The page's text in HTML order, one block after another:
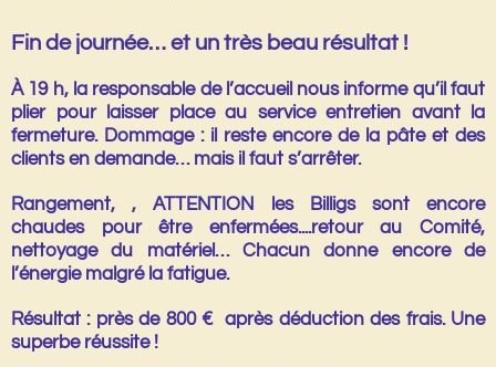
Fin de journée… et un très beau résultat !
À 19 h, la responsable de l’accueil nous informe qu’il faut
plier pour laisser place au service entretien avant la
fermeture. Dommage : il reste encore de la pâte et des
clients en demande… mais il faut s’arrêter.
Rangement, , ATTENTION les Billigs sont encore
chaudes pour être enfermées....retour au Comité,
nettoyage du matériel… Chacun donne encore de
l’énergie malgré la fatigue.
Résultat : près de 800 € après déduction des frais. Une
superbe réussite !